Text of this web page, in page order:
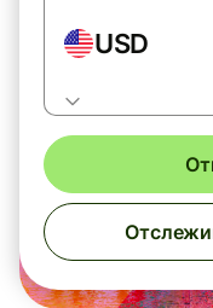
USD